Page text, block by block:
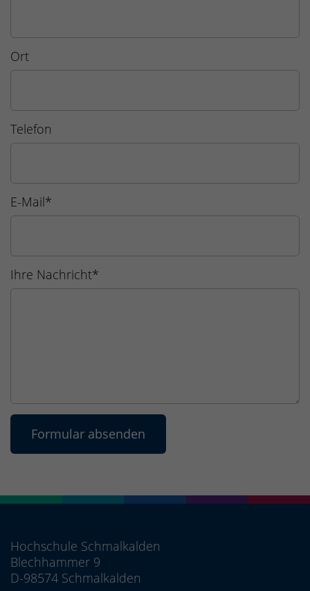
Ort
Telefon
E-Mail*
Ihre Nachricht*
Hochschule Schmalkalden
Blechhammer 9
D-98574 Schmalkalden